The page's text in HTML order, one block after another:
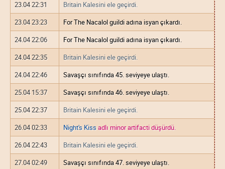
23.04 22:31
Britain Kalesini ele geçirdi.
23.04 23:23
For The Nacalol guildi adına isyan çıkardı.
24.04 22:06
For The Nacalol guildi adına isyan çıkardı.
24.04 22:35
Britain Kalesini ele geçirdi.
24.04 22:46
Savaşçı sınıfında 45. seviyeye ulaştı.
25.04 15:37
Savaşçı sınıfında 46. seviyeye ulaştı.
25.04 22:37
Britain Kalesini ele geçirdi.
26.04 02:33
Night's Kissadlı minor artifacti düşürdü.
26.04 22:43
Britain Kalesini ele geçirdi.
27.04 02:49
Savaşçı sınıfında 47. seviyeye ulaştı.